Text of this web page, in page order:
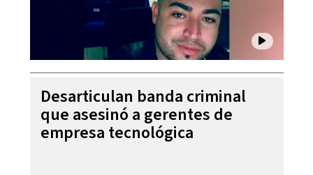
Desarticulan banda criminal
que asesinó a gerentes de
empresa tecnológica